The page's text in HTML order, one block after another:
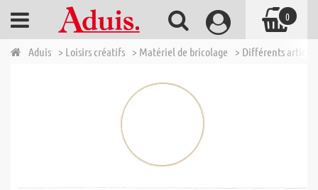
Aduis > Loisirs créatifs > Matériel de bricolage > Différents
0